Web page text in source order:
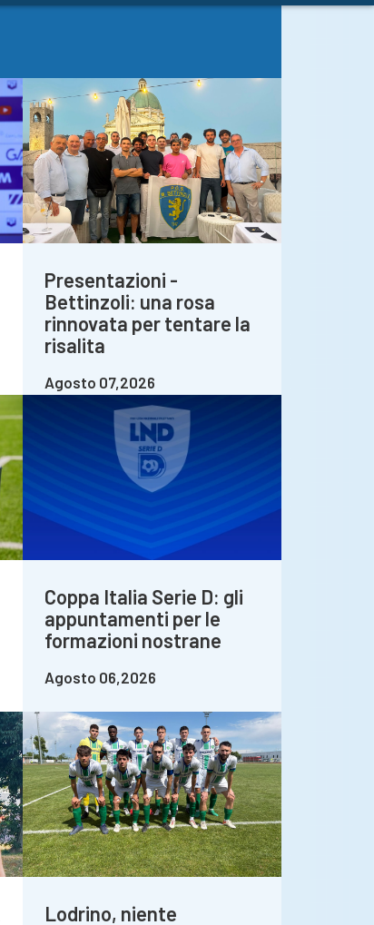
Presentazioni -
Bettinzoli: una rosa
rinnovata per tentare la
risalita
Agosto 07,2026
Coppa Italia Serie D: gli
appuntamenti per le
formazioni nostrane
Agosto 06,2026
Lodrino, niente